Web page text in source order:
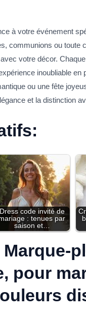
à votre événement
communions ou
votre décor.
inoubliable en
ou une fête
et la distinction
Dress code invité de
: tenues par
saison et…
Marque-
pour